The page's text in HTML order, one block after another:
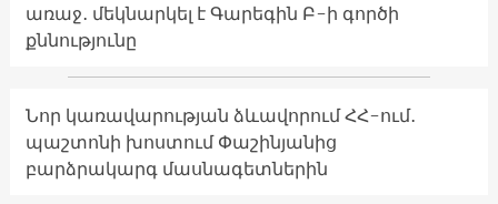
առաջ․ մեկնարկել է Գարեգին Բ-ի գործի
քննությունը
Նոր կառավարության ձևավորում ՀՀ-ում․
պաշտոնի խոստում Փաշինյանից
բարձրակարգ մասնագետներին